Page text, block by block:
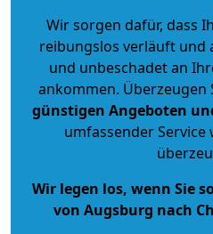
Wir sorgen dafür, dass
reibungslos verläuft und
und unbeschadet an
ankommen. Überzeugen
günstigen Angeboten
umfassender
Wir legen los, wenn Sie
von Augsburg nach